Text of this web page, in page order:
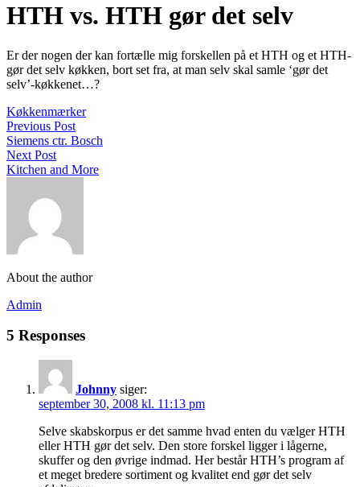
HTH vs. HTH gør det selv
Er der nogen der kan fortælle mig forskellen på et HTH og et HTH-
gør det selv køkken, bort set fra, at man selv skal samle ‘gør det
selv’-køkkenet…?
Køkkenmærker
Previous Post
Siemens ctr. Bosch
Next Post
Kitchen and More
About the author
Admin
5 Responses
Johnny siger:
september 30, 2008 kl. 11:13 pm
Selve skabskorpus er det samme hvad enten du vælger HTH
eller HTH gør det selv. Den store forskel ligger i lågerne,
skuffer og den øvrige indmad. Her består HTH’s program af
et meget bredere sortiment og kvalitet end gør det selv